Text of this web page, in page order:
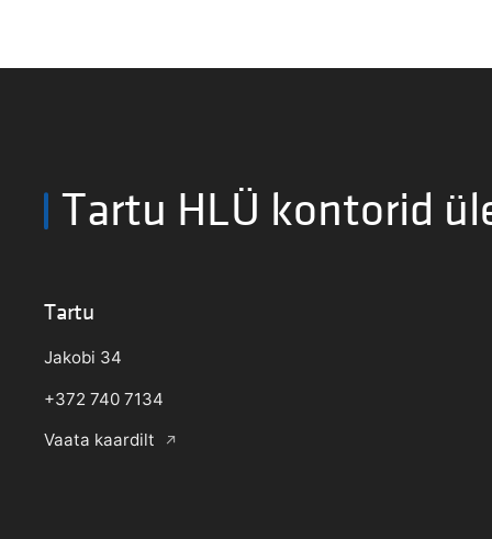
Tartu HLÜ kontorid
Tartu
Jakobi 34
+372 740 7134
Vaata kaardilt